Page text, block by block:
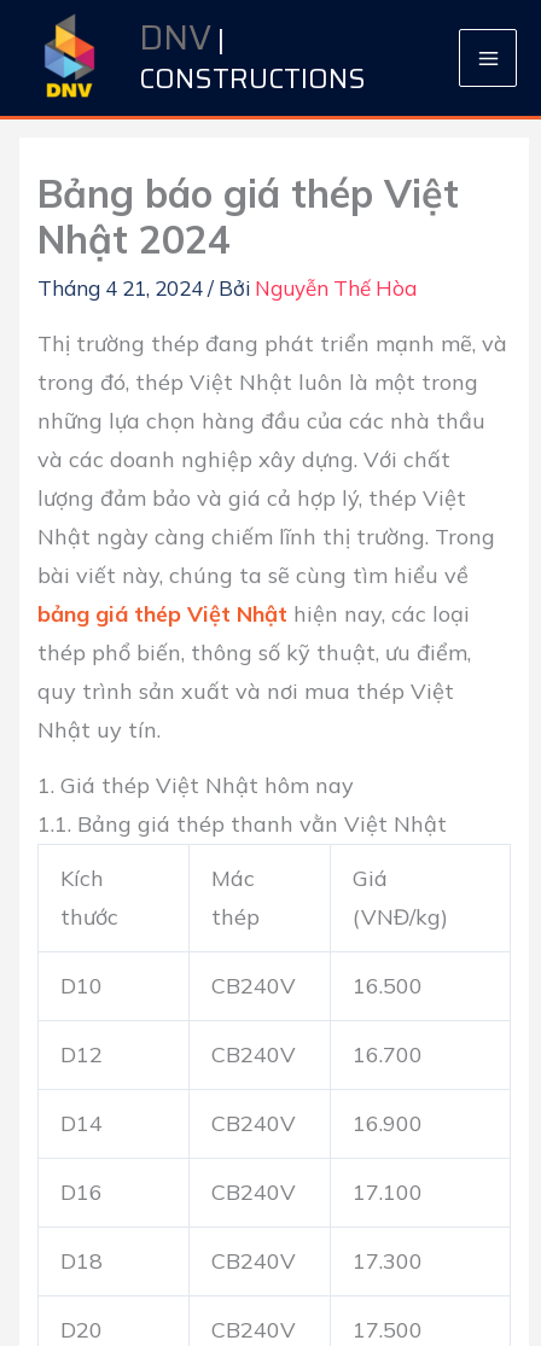
DNV|
CONSTRUCTIONS
Bảng báo giá thép Việt
Nhật 2024
Tháng 4 21, 2024/ Bởi Nguyễn Thế Hòa
Thị trường thép đang phát triển mạnh mẽ, và
trong đó, thép Việt Nhật luôn là một trong
những lựa chọn hàng đầu của các nhà thầu
và các doanh nghiệp xây dựng. Với chất
lượng đảm bảo và giá cả hợp lý, thép Việt
Nhật ngày càng chiếm lĩnh thị trường. Trong
bài viết này, chúng ta sẽ cùng tìm hiểu về
bảng giá thép Việt Nhật hiện nay, các loại
thép phổ biến, thông số kỹ thuật, ưu điểm,
quy trình sản xuất và nơi mua thép Việt
Nhật uy tín.
1. Giá thép Việt Nhật hôm nay
1.1. Bảng giá thép thanh vằn Việt Nhật
Kích
thước
Mác
thép
Giá
(VNĐ/kg)
D10 CB240V 16.500
D12 CB240V 16.700
D14 CB240V 16.900
D16 CB240V 17.100
D18 CB240V 17.300
D20 CB240V 17.500